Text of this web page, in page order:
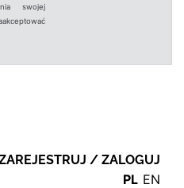
swojej
/ ZALOGUJ
PL EN